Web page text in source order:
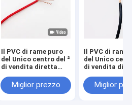
Il PVC di rame puro
del Unico centro del ²
di vendita diretta
della fabbrica ha
isolato il cavo
Miglior prezzo
Il PVC di rame
del Unico
di vendita
della fabbrica
isolato il cavo
Miglior